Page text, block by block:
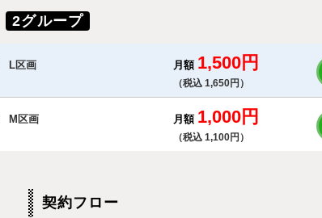
2グループ
L区画 月額 1,500円
（税込 1,650円）
M区画 月額 1,000円
（税込 1,100円）
契約フロー